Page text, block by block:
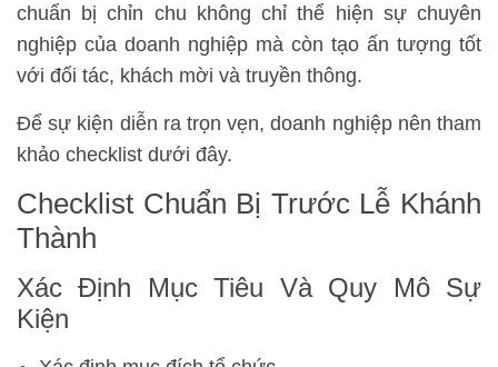
chuẩn bị chỉn chu không chỉ thể hiện sự chuyên
nghiệp của doanh nghiệp mà còn tạo ấn tượng tốt
với đối tác, khách mời và truyền thông.
Để sự kiện diễn ra trọn vẹn, doanh nghiệp nên tham
khảo checklist dưới đây.
Checklist Chuẩn Bị Trước Lễ Khánh
Thành
Xác Định Mục Tiêu Và Quy Mô Sự
Kiện